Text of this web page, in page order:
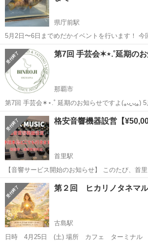
県庁前駅
5月2日〜6日までめだかイベントを行います！ 今
す。 300円個体から高級個体まで勢揃い！ また
な企画もございますので是非お越し下さいませ😊
300‐1 時間 11...
沖縄 那覇市 県庁前駅 その他 めだ
第7回 手芸会✶⋆.˚延期の
那覇市
第7回 手芸会✶⋆.˚ 延期のお知らせですよ(⁎ᴗ͈ˬᴗ͈⁎)
✶⋆.˚ 手芸会は毎月一度は開催致しますので楽しみにご予定ください
✶⋆.˚ ✧•------------------------...
沖縄 那覇市 その他 スタバ
格安音響機器設営【
首里駅
【音響サービス開始のお知らせ】 このたび、首
スをスタートいたしましたのでご案内させてい
ら中規模まで、約200名様規模のイベントに最適
ております。 格安で沖縄本島、...
沖縄 那覇市 首里駅 その他 音響
第２回 ヒカリノタネマル
古島駅
日時 4月25日 (土) 場所 カフェ ターミナ